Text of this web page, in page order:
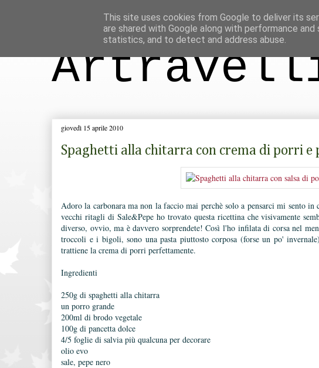
giovedì 15 aprile 2010
Spaghetti alla chitarra con crema di porri e
Adoro la carbonara ma non la faccio mai perchè solo a pensarci mi sento
vecchi ritagli di Sale&Pepe ho trovato questa ricettina che visivamente
diverso, ovvio, ma è davvero sorprendete! Così l'ho infilata di corsa nel
troccoli e i bigoli, sono una pasta piuttosto corposa (forse un po'
trattiene la crema di porri perfettamente.
Ingredienti
250g di spaghetti alla chitarra
un porro grande
200ml di brodo vegetale
100g di pancetta dolce
4/5 foglie di salvia più qualcuna per decorare
olio evo
sale, pepe nero
This site uses cookies from Google to deliver its
are shared with Google along with performance
statistics, and to detect and address abuse.